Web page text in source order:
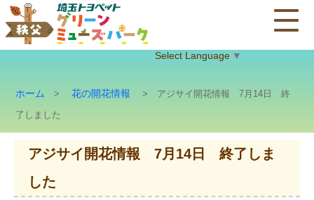
Select Language ▼
ホーム >花の開花情報 > アジサイ開花情報 7月14日 終
了しました
アジサイ開花情報 7月14日 終了しま
した